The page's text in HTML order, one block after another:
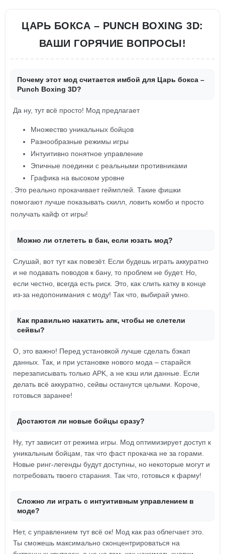
ЦАРЬ БОКСА – PUNCH BOXING 3D:
ВАШИ ГОРЯЧИЕ ВОПРОСЫ!
Почему этот мод считается имбой для Царь бокса –
Punch Boxing 3D?
Да ну, тут всё просто! Мод предлагает
Множество уникальных бойцов
Разнообразные режимы игры
Интуитивно понятное управление
Эпичные поединки с реальными противниками
Графика на высоком уровне
. Это реально прокачивает геймплей. Такие фишки
помогают лучше показывать скилл, ловить комбо и просто
получать кайф от игры!
Можно ли отлететь в бан, если юзать мод?
Слушай, вот тут как повезёт. Если будешь играть аккуратно
и не подавать поводов к бану, то проблем не будет. Но,
если честно, всегда есть риск. Это, как слить катку в конце
из-за недопонимания с моду! Так что, выбирай умно.
Как правильно накатить апк, чтобы не слетели
сейвы?
О, это важно! Перед установкой лучше сделать бэкап
данных. Так, и при установке нового мода – старайся
перезаписывать только APK, а не кэш или данные. Если
делать всё аккуратно, сейвы останутся целыми. Короче,
готовься заранее!
Достаются ли новые бойцы сразу?
Ну, тут зависит от режима игры. Мод оптимизирует доступ к
уникальным бойцам, так что фаст прокачка не за горами.
Новые ринг-легенды будут доступны, но некоторые могут и
потребовать твоего старания. Так что, готовься к фарму!
Сложно ли играть с интуитивным управлением в
моде?
Нет, с управлением тут всё ок! Мод как раз облегчает это.
Ты сможешь максимально сконцентрироваться на